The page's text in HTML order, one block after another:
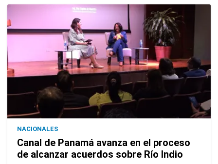
NACIONALES
Canal de Panamá avanza en el proceso
de alcanzar acuerdos sobre Río Indio